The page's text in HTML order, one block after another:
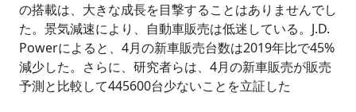
の搭載は、大きな成長を目撃することはありませんでし
た。景気減速により、自動車販売は低迷している。J.D.
Powerによると、4月の新車販売台数は2019年比で45%
減少した。さらに、研究者らは、4月の新車販売が販売
予測と比較して445600台少ないことを立証した